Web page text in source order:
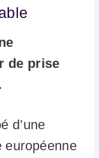
de prise
d’une
européenne